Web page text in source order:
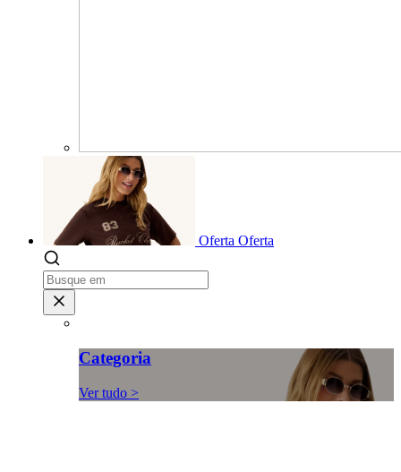
Oferta Oferta
Categoria
Ver tudo >